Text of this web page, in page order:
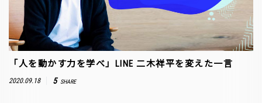
「人を動かす力を学べ」LINE 二木祥平を変えた一言
2020.09.18 5 SHARE